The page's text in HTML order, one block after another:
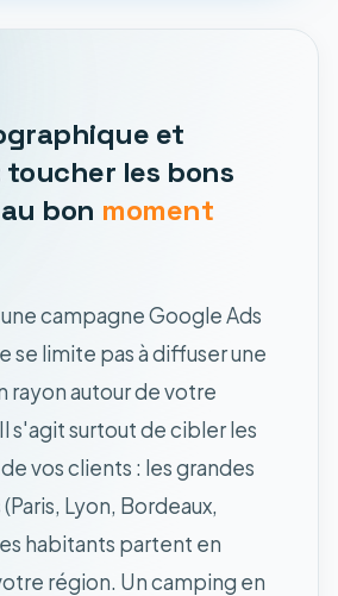
et
toucher les bons
bon moment
campagne Google Ads
se limite pas à diffuser une
rayon autour de votre
s'agit surtout de cibler les
vos clients : les grandes
Lyon, Bordeaux,
habitants partent en
région. Un camping en